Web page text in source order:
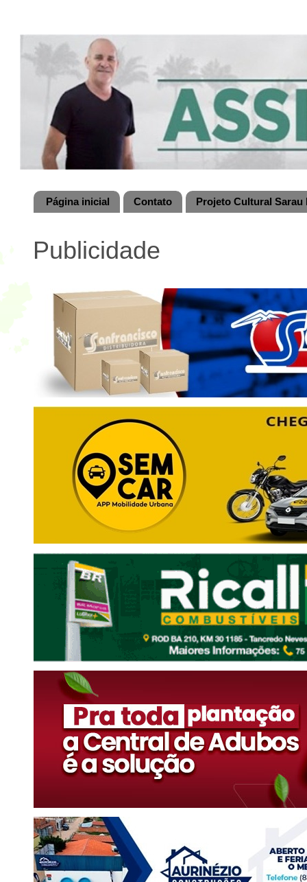
Página inicial Contato Projeto Cultural
Publicidade